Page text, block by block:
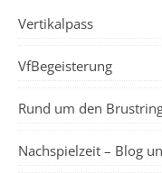
Vertikalpass
VfBegeisterung
Rund um den
Nachspielzeit – Blog